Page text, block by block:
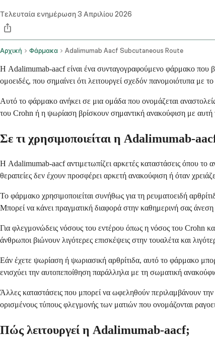
Τελευταία ενημέρωση3 Απριλίου 2026
Αρχική Φάρμακα Adalimumab Aacf Subcutaneous Route
Η Adalimumab-aacf είναι ένα συνταγογραφούμενο φάρμακο που
ομοειδές, που σημαίνει ότι λειτουργεί σχεδόν πανομοιότυπα με
Αυτό το φάρμακο ανήκει σε μια ομάδα που ονομάζεται
του Crohn ή η ψωρίαση βρίσκουν σημαντική ανακούφιση με αυτή
Σε τι χρησιμοποιείται η Adalimumab-
Η Adalimumab-aacf αντιμετωπίζει αρκετές καταστάσεις όπου το
θεραπείες δεν έχουν προσφέρει αρκετή ανακούφιση ή όταν
Το φάρμακο χρησιμοποιείται συνήθως για τη ρευματοειδή
Μπορεί να κάνει πραγματική διαφορά στην καθημερινή σας άνεση
Για φλεγμονώδεις νόσους του εντέρου όπως η νόσος του Crohn
άνθρωποι βιώνουν λιγότερες επισκέψεις στην τουαλέτα και
Εάν έχετε ψωρίαση ή ψωριασική αρθρίτιδα, αυτό το φάρμακο
ενισχύει την αυτοπεποίθηση παράλληλα με τη σωματική
Άλλες καταστάσεις που μπορεί να ωφεληθούν περιλαμβάνουν την
ορισμένους τύπους φλεγμονής των ματιών που ονομάζονται
Πώς λειτουργεί η Adalimumab-aacf;